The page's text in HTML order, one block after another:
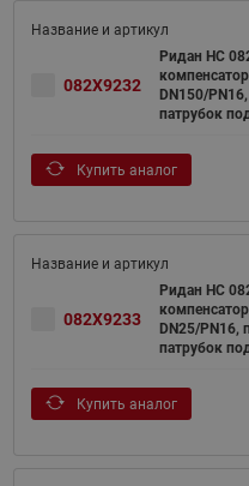
082X9232
Ридан НС
DN150/
патрубок
Купить аналог
082X9233
Ридан НС
DN25/PN16,
патрубок
Купить аналог